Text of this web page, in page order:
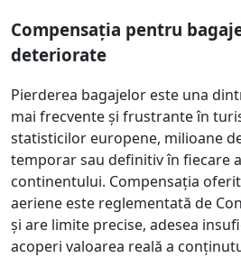
Compensația pentru
deteriorate
Pierderea bagajelor este una
mai frecvente și frustrante în
statisticilor europene, milioane
temporar sau definitiv în fiecare
continentului. Compensația
aeriene este reglementată de
și are limite precise, adesea
acoperi valoarea reală a